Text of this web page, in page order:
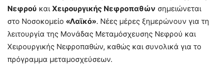
Νεφρού και Χειρουργικής Νεφροπαθών σημειώνεται
στο Νοσοκομείο «Λαϊκό». Νέες μέρες ξημερώνουν για τη
λειτουργία της Μονάδας Μεταμόσχευσης Νεφρού και
Χειρουργικής Νεφροπαθών, καθώς και συνολικά για το
πρόγραμμα μεταμοσχεύσεων.